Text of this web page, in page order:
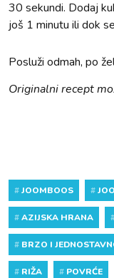
30 sekundi. Dodaj
još 1 minutu ili dok
Posluži odmah, po
Originalni recept
#JOOMBOOS #
#AZIJSKA HRANA
# BRZO I
# RIŽA # POVRĆE